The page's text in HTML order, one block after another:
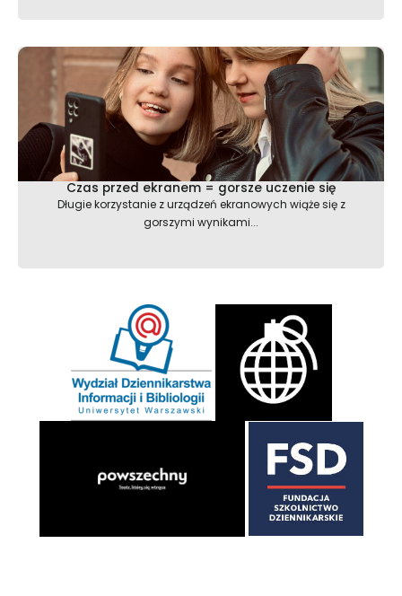
Czas przed ekranem = gorsze uczenie się
Długie korzystanie z urządzeń ekranowych wiąże się z
gorszymi wynikami...